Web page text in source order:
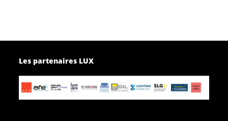
Les partenaires LUX